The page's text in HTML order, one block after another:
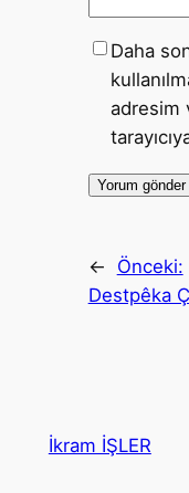
Daha
adresim
←
Önceki:
Destpêka
İkram İŞLER